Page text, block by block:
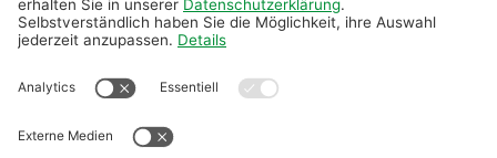
Postanschrift:
Pfarrbüro St. Augustinus
KaBo Kinderkirche
Hauptstraße 18